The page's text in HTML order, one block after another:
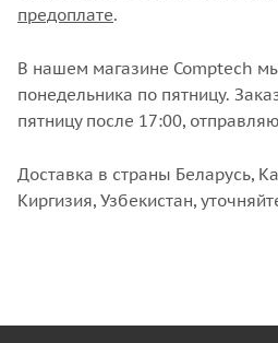
предоплате.
В нашем магазине Comptech
понедельника по пятницу.
пятницу после 17:00,
Доставка в страны Беларусь,
Киргизия, Узбекистан,